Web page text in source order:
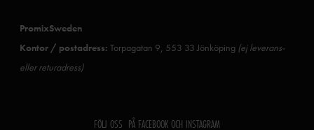
PromixSweden
Kontor / postadress: Torpagatan 9, 553 33 Jönköping (ej leverans-
eller returadress)
FÖLJ OSS PÅ FACEBOOK OCH INSTAGRAM